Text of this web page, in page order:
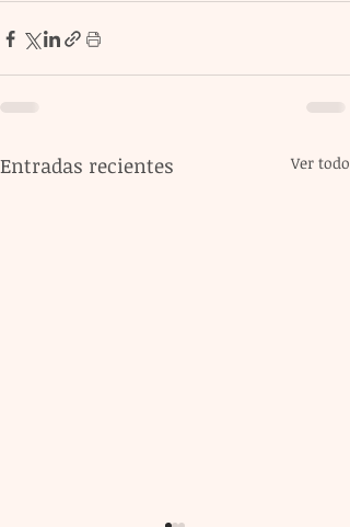
Entradas recientes Ver todo